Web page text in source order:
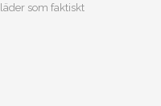
som faktiskt